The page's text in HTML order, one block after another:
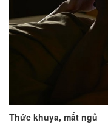
Thức khuya, mất ngủ